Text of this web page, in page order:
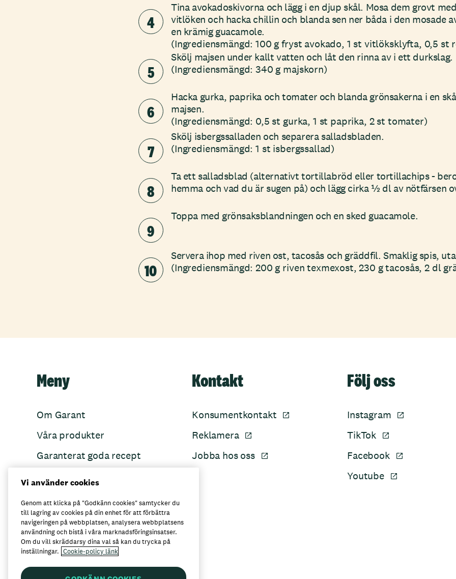
4
Tina avokadoskivorna och lägg i en djup skål. Mosa dem grovt
vitlöken och hacka chillin och blanda sen ner båda i den mosade
en krämig guacamole.
(Ingrediensmängd: 100 g fryst avokado, 1 st vitlöksklyfta, 0,5 st
5
Skölj majsen under kallt vatten och låt den rinna av i ett durkslag.
(Ingrediensmängd: 340 g majskorn)
6
Hacka gurka, paprika och tomater och blanda grönsakerna i en
majsen.
(Ingrediensmängd: 0,5 st gurka, 1 st paprika, 2 st tomater)
7
Skölj isbergssalladen och separera salladsbladen.
(Ingrediensmängd: 1 st isbergssallad)
8
Ta ett salladsblad (alternativt tortillabröd eller tortillachips -
hemma och vad du är sugen på) och lägg cirka ½ dl av nötfärsen
9
Toppa med grönsaksblandningen och en sked guacamole.
10
Servera ihop med riven ost, tacosås och gräddfil. Smaklig spis,
(Ingrediensmängd: 200 g riven texmexost, 230 g tacosås, 2 dl
Meny
Om Garant
Våra produkter
Garanterat goda recept
Kontakt
Konsumentkontakt
Reklamera
Jobba hos oss
Följ oss
Instagram
TikTok
Facebook
Youtube
Här kan du köpa Garant
Vi använder cookies
Genom att klicka på "Godkänn cookies" samtycker du
till lagring av cookies på din enhet för att förbättra
navigeringen på webbplatsen, analysera webbplatsens
användning och bistå i våra marknadsföringsinsatser.
Om du vill skräddarsy dina val så kan du trycka på
inställningar. Cookie-policy länk